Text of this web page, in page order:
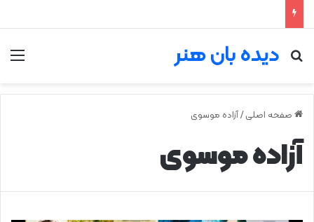
دیده بان هنر
جستجو برای
صفحه اصلی /آزاده موسوی
آزاده موسوی